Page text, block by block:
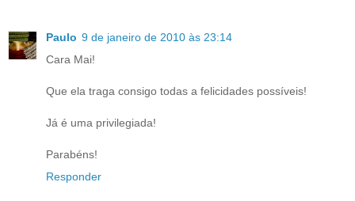
Paulo 9 de janeiro de 2010 às 23:14
Cara Mai!
Que ela traga consigo todas a felicidades possíveis!
Já é uma privilegiada!
Parabéns!
Responder